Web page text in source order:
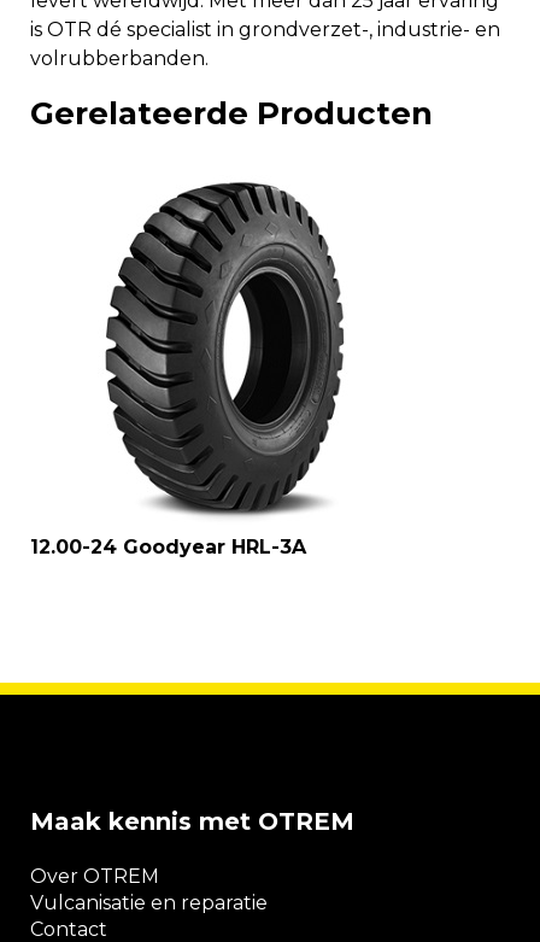
is OTR dé specialist in grondverzet-, industrie- en
volrubberbanden.
Gerelateerde Producten
12.00-24 Goodyear HRL-3A
Maak kennis met OTREM
Over OTREM
Vulcanisatie en reparatie
Contact